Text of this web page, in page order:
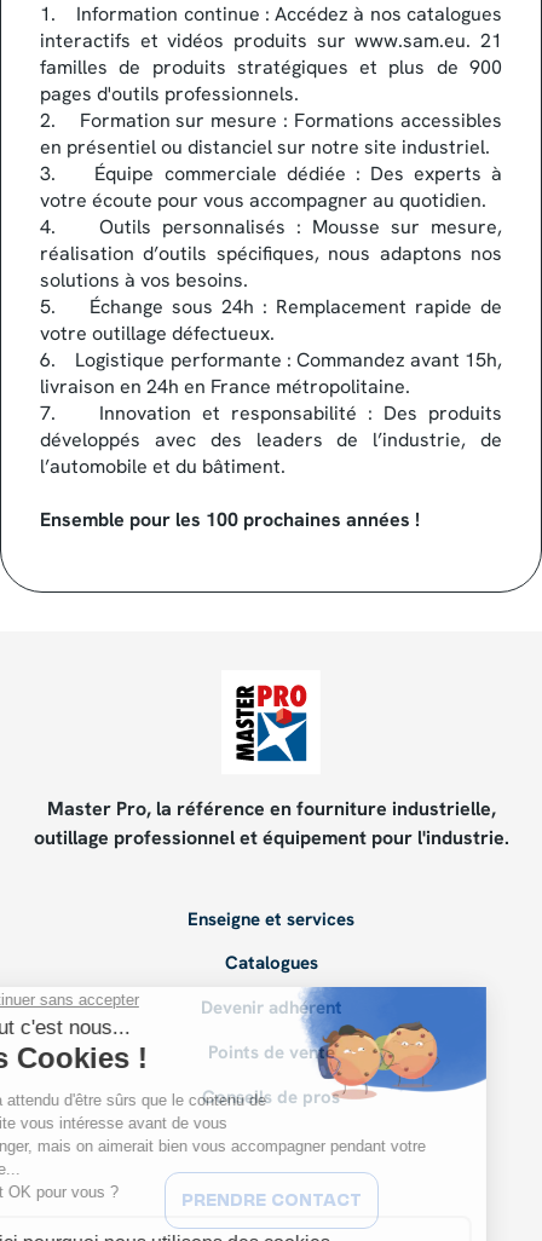
1. Information continue : Accédez à nos catalogues
interactifs et vidéos produits sur www.sam.eu. 21
familles de produits stratégiques et plus de 900
pages d'outils professionnels.
2. Formation sur mesure : Formations accessibles
en présentiel ou distanciel sur notre site industriel.
3. Équipe commerciale dédiée : Des experts à
votre écoute pour vous accompagner au quotidien.
4. Outils personnalisés : Mousse sur mesure,
réalisation d’outils spécifiques, nous adaptons nos
solutions à vos besoins.
5. Échange sous 24h : Remplacement rapide de
votre outillage défectueux.
6. Logistique performante : Commandez avant 15h,
livraison en 24h en France métropolitaine.
7. Innovation et responsabilité : Des produits
développés avec des leaders de l’industrie, de
l’automobile et du bâtiment.
Ensemble pour les 100 prochaines années !
Master Pro, la référence en fourniture industrielle,
outillage professionnel et équipement pour l'industrie.
Enseigne et services
Catalogues
Devenir adhérent
Points de vente
Conseils de pros
PRENDRE CONTACT